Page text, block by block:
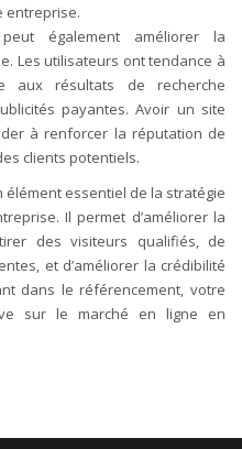
entreprise.
également améliorer la
Les utilisateurs ont tendance à
aux résultats de recherche
payantes. Avoir un site
à renforcer la réputation de
clients potentiels.
élément essentiel de la stratégie
Il permet d’améliorer la
des visiteurs qualifiés, de
et d’améliorer la crédibilité
dans le référencement, votre
sur le marché en ligne en